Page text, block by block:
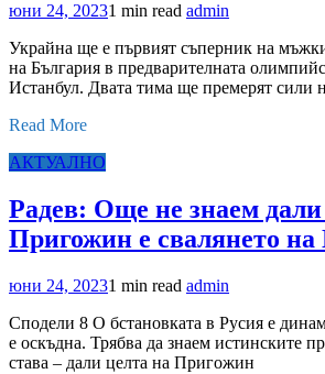
юни 24, 20231 min read admin
Украйна ще е първият съперник на
на България в предварителната
Истанбул. Двата тима ще премерят сили
Read More
АКТУАЛНО
Радев: Още не знаем дали
Пригожин е свалянето
юни 24, 20231 min read admin
Сподели 8 О бстановката в Русия е
е оскъдна. Трябва да знаем истинските
става – дали целта на Пригожин